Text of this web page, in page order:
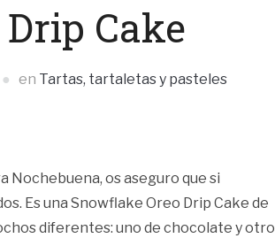
Cake
en Tartas, tartaletas y pasteles
Nochebuena, os aseguro que si
Es una Snowflake Oreo Drip Cake de
diferentes: uno de chocolate y otro